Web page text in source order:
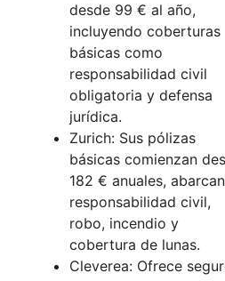
desde 99 € al año,
incluyendo coberturas
básicas como
responsabilidad civil
obligatoria y defensa
jurídica.
Zurich: Sus pólizas
básicas comienzan
182 € anuales,
responsabilidad civil,
robo, incendio y
cobertura de lunas.
Cleverea: Ofrece